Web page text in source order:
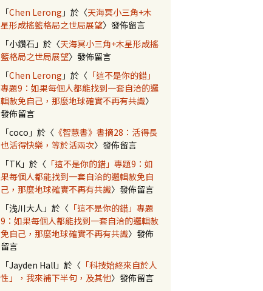
「Chen Lerong 」於〈天海冥小三角+木
星形成搖籃格局之世局展望〉發佈留言
「小鑽石 」於〈天海冥小三角+木星形成搖
籃格局之世局展望〉發佈留言
「Chen Lerong 」於〈 「這不是你的錯」
專題9：如果每個人都能找到一套自洽的邏
輯赦免自己，那麼地球確實不再有共識〉
發佈留言
「coco 」於〈 《智慧書》書摘28：活得長
也活得快樂，等於活兩次〉發佈留言
「TK」於〈 「這不是你的錯」專題9：如
果每個人都能找到一套自洽的邏輯赦免自
己，那麼地球確實不再有共識〉發佈留言
「浅川大人 」於〈 「這不是你的錯」專題
9：如果每個人都能找到一套自洽的邏輯赦
免自己，那麼地球確實不再有共識〉發佈
留言
「Jayden Hall 」於〈 「科技始終來自於人
性」，我來補下半句，及其他〉發佈留言